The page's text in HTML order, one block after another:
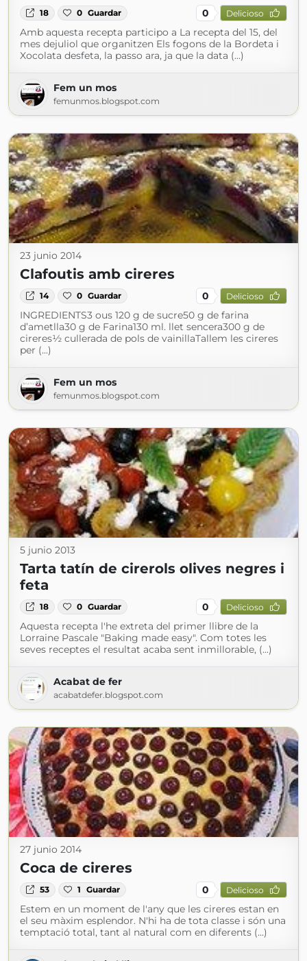
18 0 Guardar 0 Delicioso
Amb aquesta recepta participo a La recepta del 15, del
mes dejuliol que organitzen Els fogons de la Bordeta i
Xocolata desfeta, la passo ara, ja que la data (...)
Fem un mos
femunmos.blogspot.com
23 junio 2014
Clafoutis amb cireres
14 0 Guardar 0 Delicioso
INGREDIENTS3 ous 120 g de sucre50 g de farina
d’ametlla30 g de Farina130 ml. llet sencera300 g de
cireres½ cullerada de pols de vainillaTallem les cireres
per (...)
Fem un mos
femunmos.blogspot.com
5 junio 2013
Tarta tatín de cirerols olives negres i
feta
18 0 Guardar 0 Delicioso
Aquesta recepta l'he extreta del primer llibre de la
Lorraine Pascale "Baking made easy". Com totes les
seves receptes el resultat acaba sent inmillorable, (...)
Acabat de fer
acabatdefer.blogspot.com
27 junio 2014
Coca de cireres
53 1 Guardar 0 Delicioso
Estem en un moment de l'any que les cireres estan en
el seu màxim esplendor. N'hi ha de tota classe i són una
temptació total, tant al natural com en diferents (...)